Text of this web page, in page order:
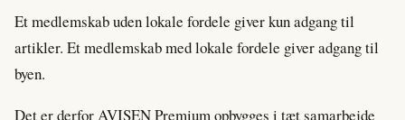
Et medlemskab uden lokale fordele giver kun adgang til
artikler. Et medlemskab med lokale fordele giver adgang til
byen.
Det er derfor AVISEN Premium opbygges i tæt samarbejde